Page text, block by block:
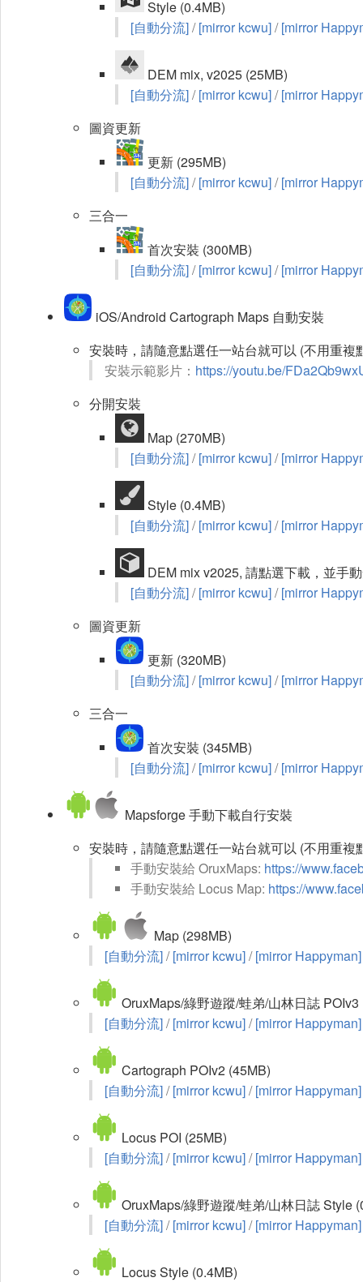
Style (0.4MB)
[自動分流]/[mirror kcwu]/[mirror
DEM mix, v2025 (25MB)
[自動分流]/[mirror kcwu]/[mirror
圖資更新
更新 (295MB)
[自動分流]/[mirror kcwu]/[mirror
三合一
首次安裝 (300MB)
[自動分流]/[mirror kcwu]/[mirror
iOS/Android Cartograph Maps 自動安裝
安裝時，請隨意點選任一站台就可以 (不用重複
安裝示範影片： https://youtu.be/
分開安裝
Map (270MB)
[自動分流]/[mirror kcwu]/[mirror
Style (0.4MB)
[自動分流]/[mirror kcwu]/[mirror
DEM mix v2025, 請點選下載，並手
[自動分流]/[mirror kcwu]/[mirror
圖資更新
更新 (320MB)
[自動分流]/[mirror kcwu]/[mirror
三合一
首次安裝 (345MB)
[自動分流]/[mirror kcwu]/[mirror
Mapsforge 手動下載自行安裝
安裝時，請隨意點選任一站台就可以 (不用重複
手動安裝給 OruxMaps: https://
手動安裝給 Locus Map: https://
Map (298MB)
[自動分流]/[mirror kcwu]/[mirror Happyman]
OruxMaps/綠野遊蹤/蛙弟/山林日誌 POIv3
[自動分流]/[mirror kcwu]/[mirror Happyman]
Cartograph POIv2 (45MB)
[自動分流]/[mirror kcwu]/[mirror Happyman]
Locus POI (25MB)
[自動分流]/[mirror kcwu]/[mirror Happyman]
OruxMaps/綠野遊蹤/蛙弟/山林日誌 Style
[自動分流]/[mirror kcwu]/[mirror Happyman]
Locus Style (0.4MB)